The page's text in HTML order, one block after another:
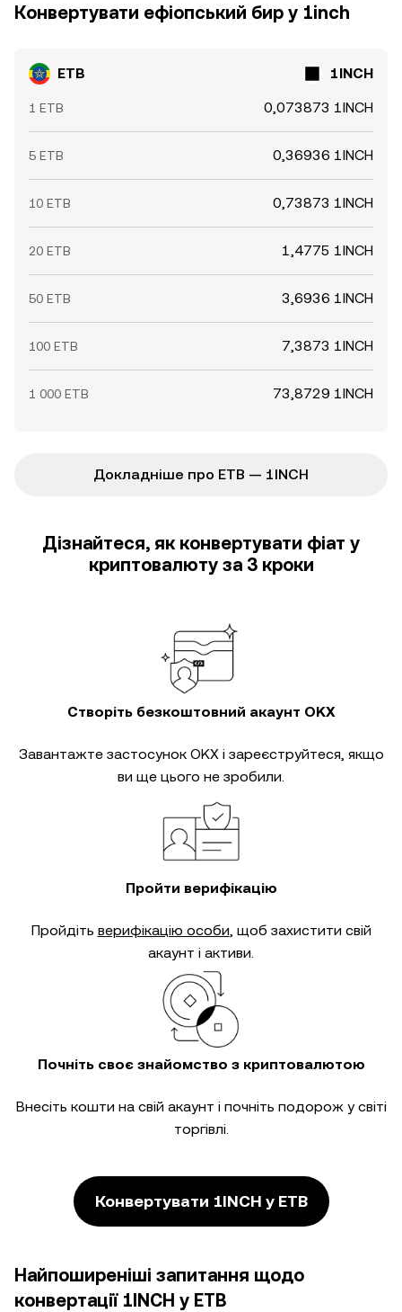
Конвертувати ефіопський бир у 1inch
ETB 1INCH
1 ETB 0,073873 1INCH
5 ETB 0,36936 1INCH
10 ETB 0,73873 1INCH
20 ETB 1,4775 1INCH
50 ETB 3,6936 1INCH
100 ETB 7,3873 1INCH
1 000 ETB 73,8729 1INCH
Докладніше про ETB — 1INCH
Дізнайтеся, як конвертувати фіат у
криптовалюту за 3 кроки
Створіть безкоштовний акаунт OKX
Завантажте застосунок OKX і зареєструйтеся, якщо
ви ще цього не зробили.
Пройти верифікацію
Пройдіть верифікацію особи, щоб захистити свій
акаунт і активи.
Почніть своє знайомство з криптовалютою
Внесіть кошти на свій акаунт і почніть подорож у світі
торгівлі.
Конвертувати 1INCH у ETB
Найпоширеніші запитання щодо
конвертації 1INCH у ETB